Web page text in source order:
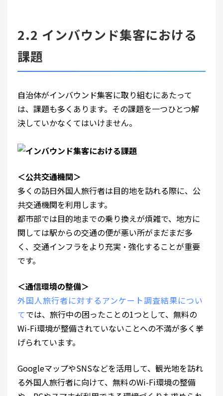
2.2 インバウンド集客における
課題
自治体がインバウンド集客に取り組むにあたって
は、課題も多くあります。その課題を一つひとつ解
決していかなくてはいけません。
＜公共交通機関＞
多くの訪日外国人旅行者は目的地を訪れる際に、公
共交通機関を利用します。
都市部では目的地までの乗り換えが煩雑で、地方に
関しては駅からの交通の便が悪い所がまだまだ多
く、交通インフラをより充実・強化することが重要
です。
＜通信環境の整備＞
外国人旅行者に対するアンケート調査結果につい
てでは、旅行中の困ったことの1つとして、無料の
Wi-Fi環境が整備されていないことへの不満が多く挙
げられています。
GoogleマップやSNSなどを活用して、観光地を訪れ
る外国人旅行者に向けて、無料のWi-Fi環境の整備